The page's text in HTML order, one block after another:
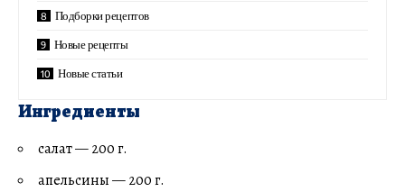
Подборки рецептов
Новые рецепты
Новые статьи
Ингредиенты
салат — 200 г.
апельсины — 200 г.